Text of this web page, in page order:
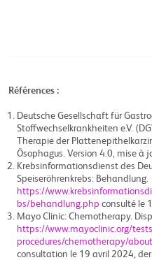
Références :
Deutsche Gesellschaft für
Stoffwechselkrankheiten e.V.
Therapie der
Ösophagus. Version 4.0, mise à
Krebsinformationsdienst des
Speiseröhrenkrebs: Behandlung.
https://
bs/behandlung.php consulté le
Mayo Clinic: Chemotherapy.
https://www.mayoclinic.org/
procedures/chemotherapy/
consultation le 19 avril 2024,